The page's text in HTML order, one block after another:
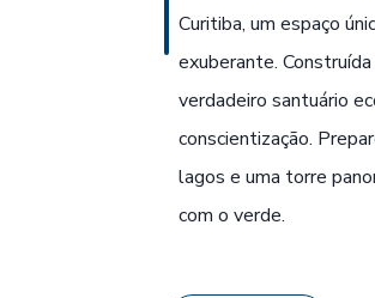
Curitiba, um espaço
exuberante.
verdadeiro santuário
conscientização.
lagos e uma torre
com o verde.